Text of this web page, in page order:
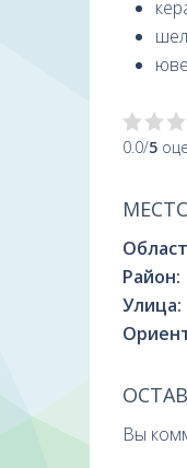
0.0/5
Район:
Улица:
Вы